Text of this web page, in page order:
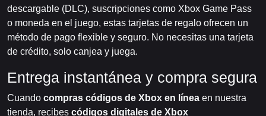
descargable (DLC), suscripciones como Xbox Game Pass
o moneda en el juego, estas tarjetas de regalo ofrecen un
método de pago flexible y seguro. No necesitas una tarjeta
de crédito, solo canjea y juega.
Entrega instantánea y compra segura
Cuando compras códigos de Xbox en línea en nuestra
tienda, recibes códigos digitales de Xbox